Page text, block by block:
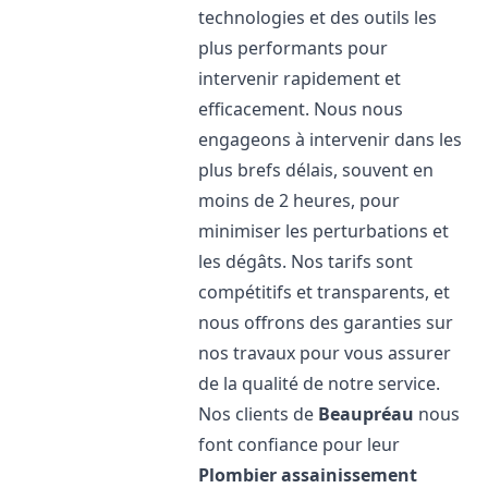
technologies et des outils les
plus performants pour
intervenir rapidement et
efficacement. Nous nous
engageons à intervenir dans les
plus brefs délais, souvent en
moins de 2 heures, pour
minimiser les perturbations et
les dégâts. Nos tarifs sont
compétitifs et transparents, et
nous offrons des garanties sur
nos travaux pour vous assurer
de la qualité de notre service.
Nos clients de Beaupréau nous
font confiance pour leur
Plombier assainissement